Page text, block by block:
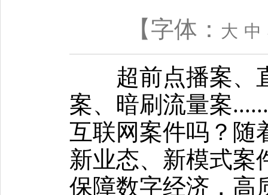
【字体： 大 中
超前点播案、
案、暗刷流量案
互联网案件吗？随
新业态、新模式案
保障数字经济，高